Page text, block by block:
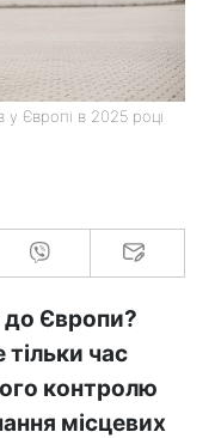
у Європі в 2025 році
Європи?
час
контролю
місцевих